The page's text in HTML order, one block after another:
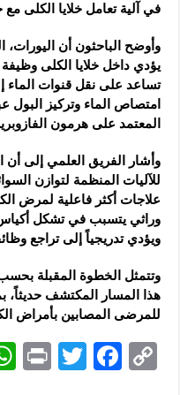
في آلية تعامل خلايا الكلى
وأوضح الباحثون أن
يؤدي داخل خلايا الكلى
تساعد على نقل قنوات الماء
امتصاص الماء وتركيز البول
المعتمد على هرمون
وأشار الفريق العلمي إلى أن
للآليات المنظمة لتوازن
علاجات أكثر فاعلية لمرض
وراثي يتسبب في تشكل
ويؤدي تدريجياً إلى تراجع
وتتمثل الخطوة المقبلة
هذا المسار المكتشف حديثاً،
للمرضى المصابين بأمراض
C
F
T
P